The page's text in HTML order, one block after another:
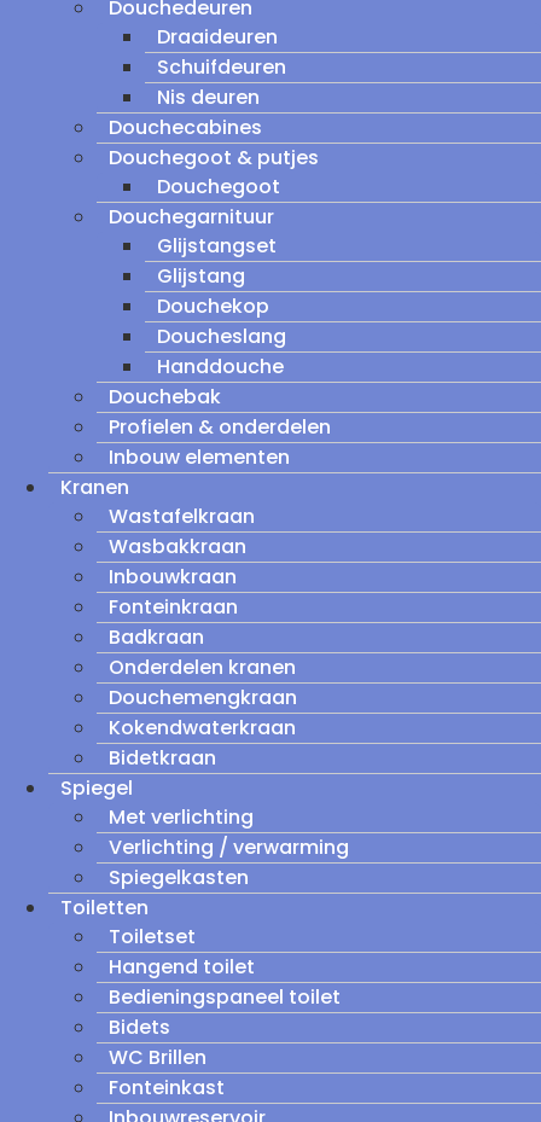
Douchedeuren
Draaideuren
Schuifdeuren
Nis deuren
Douchecabines
Douchegoot & putjes
Douchegoot
Douchegarnituur
Glijstangset
Glijstang
Douchekop
Doucheslang
Handdouche
Douchebak
Profielen & onderdelen
Inbouw elementen
Kranen
Wastafelkraan
Wasbakkraan
Inbouwkraan
Fonteinkraan
Badkraan
Onderdelen kranen
Douchemengkraan
Kokendwaterkraan
Bidetkraan
Spiegel
Met verlichting
Verlichting / verwarming
Spiegelkasten
Toiletten
Toiletset
Hangend toilet
Bedieningspaneel toilet
Bidets
WC Brillen
Fonteinkast